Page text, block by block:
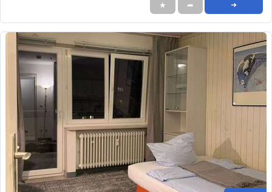
★ ➦ ➜